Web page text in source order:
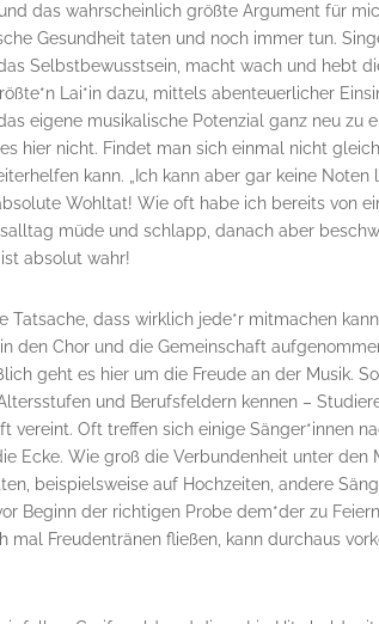
das wahrscheinlich größte Argument für
Gesundheit taten und noch immer tun.
Selbstbewusstsein, macht wach und hebt
Lai*in dazu, mittels abenteuerlicher
eigene musikalische Potenzial ganz neu zu
hier nicht. Findet man sich einmal nicht
kann. „Ich kann aber gar keine Noten
Wohltat! Wie oft habe ich bereits von
müde und schlapp, danach aber
absolut wahr!
Tatsache, dass wirklich jede*r mitmachen
den Chor und die Gemeinschaft
geht es hier um die Freude an der Musik.
und Berufsfeldern kennen –
vereint. Oft treffen sich einige Sänger*innen
Ecke. Wie groß die Verbundenheit unter den
beispielsweise auf Hochzeiten, andere
Beginn der richtigen Probe dem*der zu
mal Freudentränen fließen, kann durchaus